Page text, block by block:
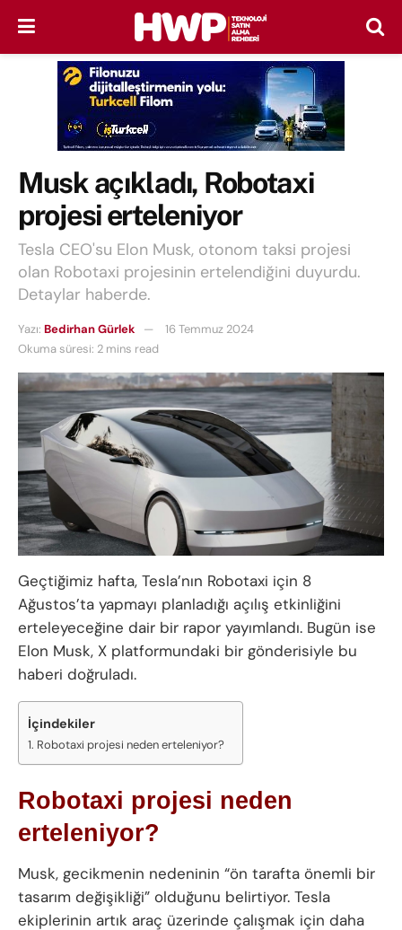
Musk açıkladı, Robotaxi
projesi erteleniyor
Tesla CEO'su Elon Musk, otonom taksi projesi
olan Robotaxi projesinin ertelendiğini duyurdu.
Detaylar haberde.
Yazı: Bedirhan Gürlek
16 Temmuz 2024
Okuma süresi: 2 mins read
Geçtiğimiz hafta, Tesla’nın Robotaxi için 8
Ağustos’ta yapmayı planladığı açılış etkinliğini
erteleyeceğine dair bir rapor yayımlandı. Bugün ise
Elon Musk, X platformundaki bir gönderisiyle bu
haberi doğruladı.
İçindekiler
Robotaxi projesi neden erteleniyor?
Robotaxi projesi neden
erteleniyor?
Musk, gecikmenin nedeninin “ön tarafta önemli bir
tasarım değişikliği” olduğunu belirtiyor. Tesla
ekiplerinin artık araç üzerinde çalışmak için daha